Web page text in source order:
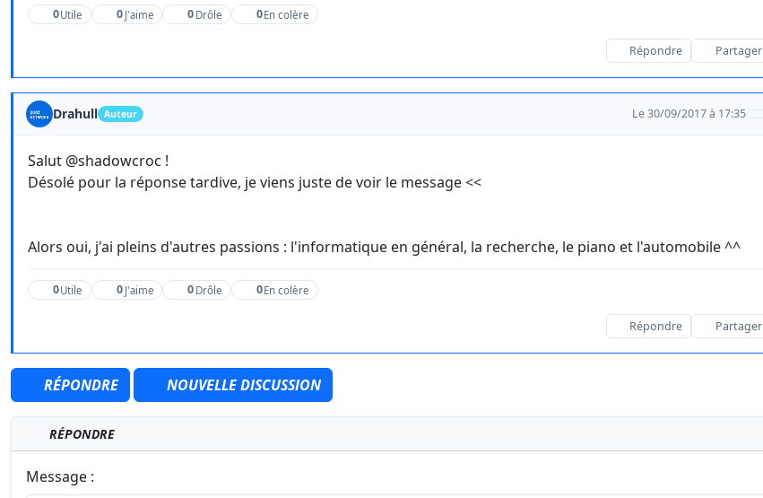
0Utile 0 J'aime 0 Drôle 0En colère
Répondre Partager
Drahull Auteur Le 30/09/2017 à 17:35
Salut @shadowcroc !
Désolé pour la réponse tardive, je viens juste de voir le message <<
Alors oui, j'ai pleins d'autres passions : l'informatique en général, la recherche, le piano et l'automobile ^^
0Utile 0 J'aime 0 Drôle 0En colère
Répondre Partager
RÉPONDRE NOUVELLE DISCUSSION
RÉPONDRE
Message :